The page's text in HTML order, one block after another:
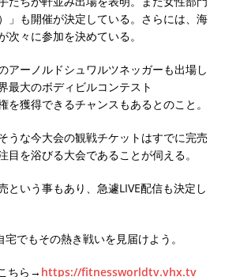
」も開催が決定している。さらには、海
次々に参加を決めている。
アーノルドシュワルツネッガーも出場し
最大のボディビルコンテスト
を獲得できるチャンスもあるとのこと。
うな今大会の観戦チケットはすでに完売
目を浴びる大会であることが伺える。
という事もあり、急遽LIVE配信も決定し
宅でもその熱き戦いを見届けよう。
ちら→ https://fitnessworldtv.vhx.tv